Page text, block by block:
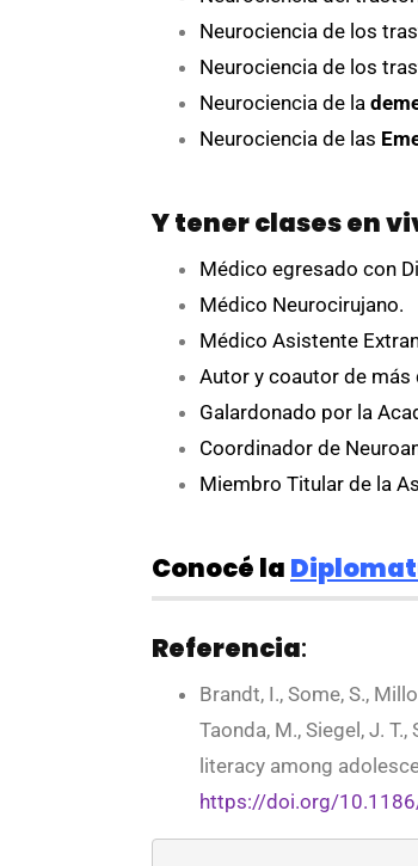
Neurociencia de los
Neurociencia de los
Neurociencia de la
Neurociencia de las
Y tener clases en
Médico egresado con
Médico Neurocirujano.
Médico Asistente
Autor y coautor de
Galardonado por la
Coordinador de
Miembro Titular de la
Conocé la
Referencia:
Brandt, I., Some, S.,
Taonda, M., Siegel, J.
literacy among
https://doi.org/